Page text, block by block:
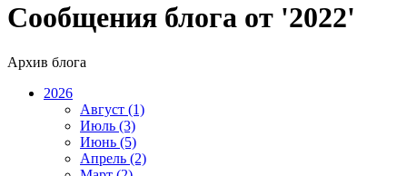
Сообщения блога от '2022'
Архив блога
2026
Август (1)
Июль (3)
Июнь (5)
Апрель (2)